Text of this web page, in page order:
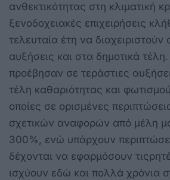
ανθεκτικότητας στη κλιματική
ξενοδοχειακές επιχειρήσεις
τελευταία έτη να διαχειριστούν
αυξήσεις και στα δημοτικά
προέβησαν σε τεράστιες
τέλη καθαριότητας και
οποίες σε ορισμένες
σχετικών αναφορών από μέλη
300%, ενώ υπάρχουν
δέχονται να εφαρμόσουν
ισχύουν εδώ και πολλά χρόνια